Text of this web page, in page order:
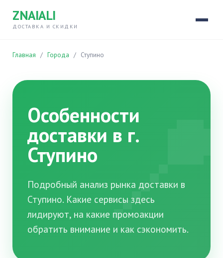
ZNAIALI
ДОСТАВКА И СКИДКИ
Главная / Города / Ступино
Особенности
доставки в г.
Ступино
Подробный анализ рынка доставки в
Ступино. Какие сервисы здесь
лидируют, на какие промоакции
обратить внимание и как сэкономить.